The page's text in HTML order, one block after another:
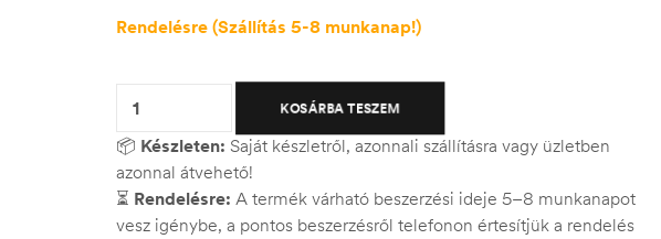
Rendelésre (Szállítás 5-8 munkanap!)
KOSÁRBA TESZEM
📦 Készleten: Saját készletről, azonnali szállításra vagy üzletben
azonnal átvehető!
⏳ Rendelésre: A termék várható beszerzési ideje 5–8 munkanapot
vesz igénybe, a pontos beszerzésről telefonon értesítjük a rendelés